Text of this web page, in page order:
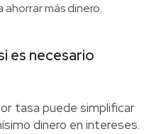
ahorrar más dinero.
es necesario
tasa puede simplificar
dinero en intereses.